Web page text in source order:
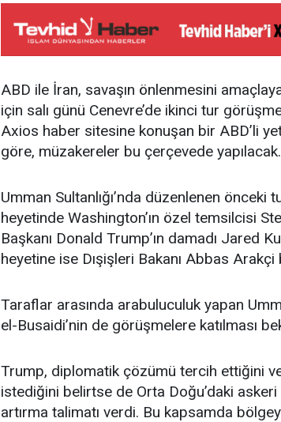
ABD ile İran, savaşın önlenmesini
için salı günü Cenevre’de ikinci tur
Axios haber sitesine konuşan bir ABD’li
göre, müzakereler bu çerçevede yapılacak.
Umman Sultanlığı’nda düzenlenen önceki
heyetinde Washington’ın özel temsilcisi
Başkanı Donald Trump’ın damadı Jared
heyetine ise Dışişleri Bakanı Abbas Arakçi
Taraflar arasında arabuluculuk yapan
el-Busaidi’nin de görüşmelere katılması
Trump, diplomatik çözümü tercih ettiğini
istediğini belirtse de Orta Doğu’daki askeri
artırma talimatı verdi. Bu kapsamda